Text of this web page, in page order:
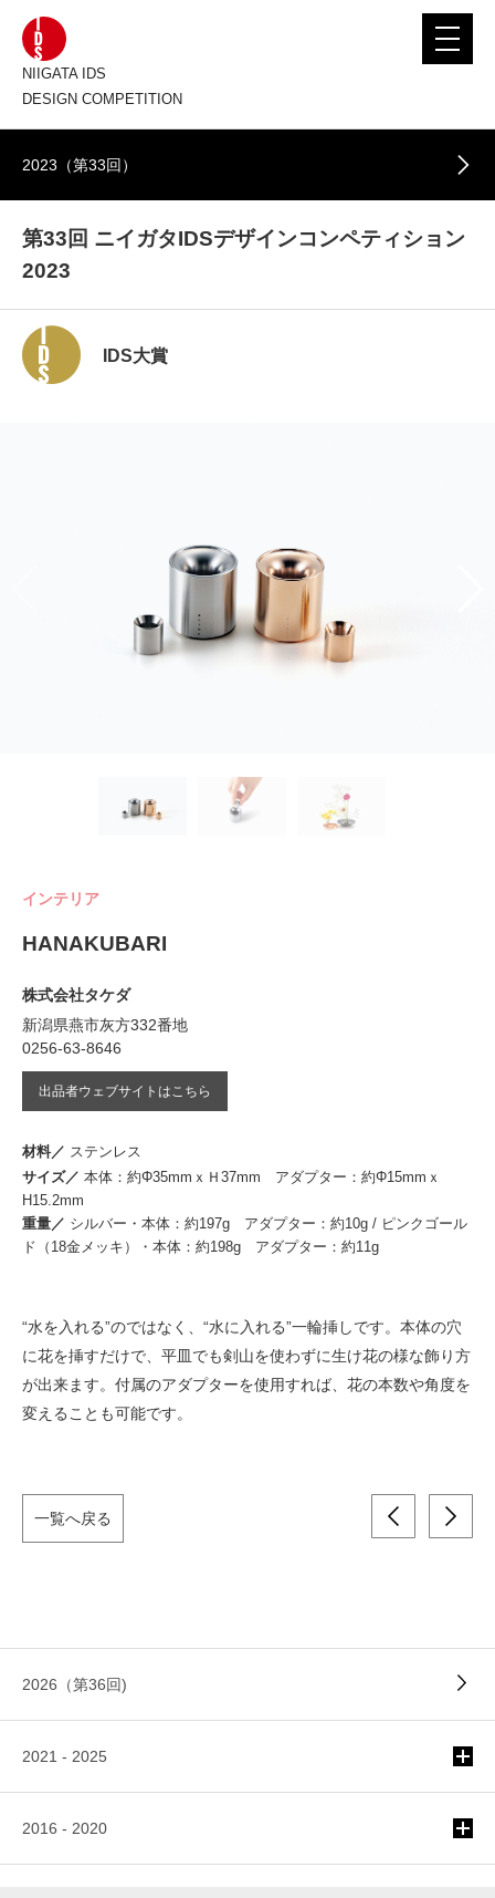
NIIGATA IDS
DESIGN COMPETITION
toggle
2023（第33回）
第33回 ニイガタIDSデザインコンペティション
2023
IDS大賞
インテリア
HANAKUBARI
株式会社タケダ
新潟県燕市灰方332番地
0256-63-8646
出品者ウェブサイトはこちら
材料／ ステンレス
サイズ／ 本体：約Φ35mmｘＨ37mm アダプター：約Φ15mmｘ
H15.2mm
重量／ シルバー・本体：約197g アダプター：約10g / ピンクゴール
ド（18金メッキ）・本体：約198g アダプター：約11g
“水を入れる”のではなく、“水に入れる”一輪挿しです。本体の穴
に花を挿すだけで、平皿でも剣山を使わずに生け花の様な飾り方
が出来ます。付属のアダプターを使用すれば、花の本数や角度を
変えることも可能です。
一覧へ戻る
2026（第36回)
2021 - 2025
2016 - 2020